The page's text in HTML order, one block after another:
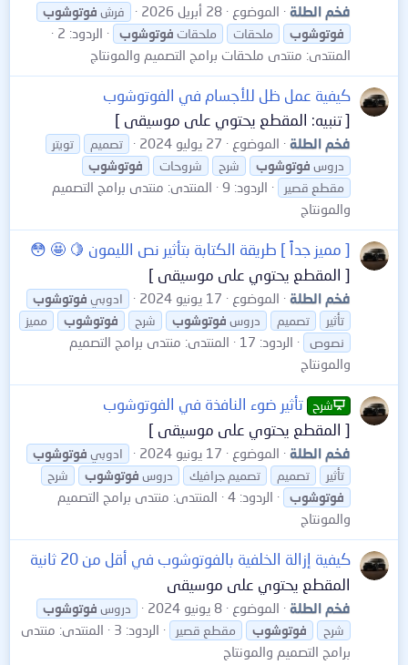
فخم الطلة الموضوع 28 أبريل 2026 فرش فوتوشوب
فوتوشوب
ملحقات ملحقات فوتوشوب
الردود: 2
المنتدى: منتدى ملحقات برامج التصميم والمونتاج
كيفية عمل ظل للأجسام في الفوتوشوب
[ تنبيه: المقطع يحتوي على موسيقى ]
فخم الطلة الموضوع 27 يوليو 2024 تصميم
تويتر
دروس فوتوشوب شرح شروحات
فوتوشوب
مقطع قصير
الردود: 9 المنتدى: منتدى برامج التصميم
والمونتاج
[ مميز جداً ] طريقة الكتابة بتأثير نص الليمون 🍋 🤩 😳
[ المقطع يحتوي على موسيقى ]
فخم الطلة الموضوع 17 يونيو 2024 ادوبي فوتوشوب
تأثير
تصميم دروس فوتوشوب شرح فوتوشوب
مميز
نصوص
الردود: 17 المنتدى: منتدى برامج التصميم
والمونتاج
شرح
تأثير ضوء النافذة في الفوتوشوب
[ المقطع يحتوي على موسيقى ]
فخم الطلة الموضوع 17 يونيو 2024 ادوبي فوتوشوب
تأثير
تصميم تصميم جرافيك دروس فوتوشوب
شرح
فوتوشوب
الردود: 4 المنتدى: منتدى برامج التصميم
والمونتاج
كيفية إزالة الخلفية بالفوتوشوب في أقل من 20 ثانية
المقطع يحتوي على موسيقى
فخم الطلة الموضوع 8 يونيو 2024 دروس فوتوشوب
شرح
فوتوشوب مقطع قصير الردود: 3 المنتدى: منتدى
برامج التصميم والمونتاج